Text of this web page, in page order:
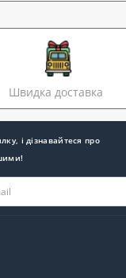
Швидка доставка
і дізнавайтеся про